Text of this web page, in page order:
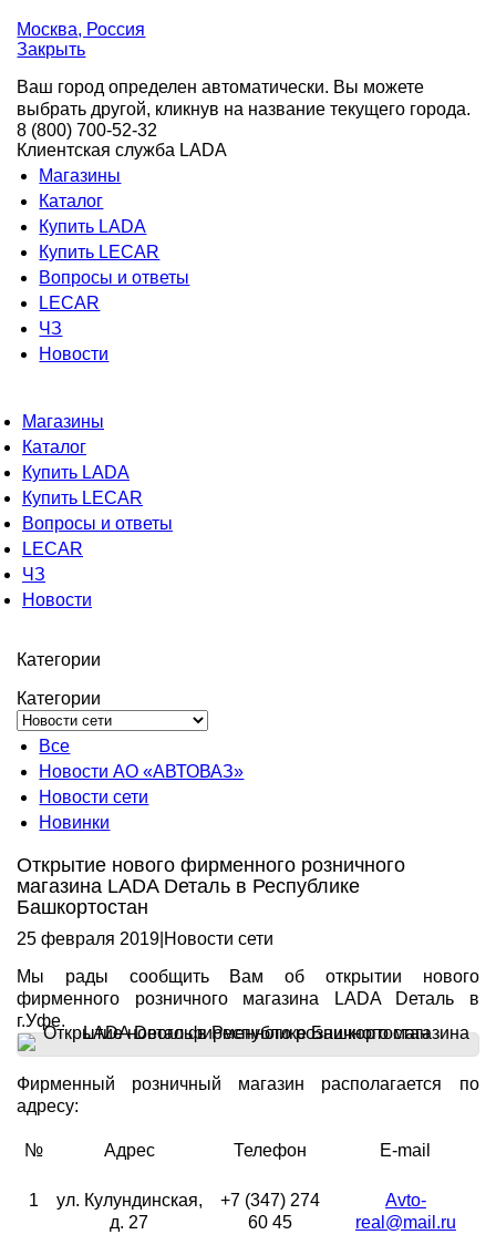
Москва, Россия
Закрыть
Ваш город определен автоматически. Вы можете
выбрать другой, кликнув на название текущего города.
8 (800) 700-52-32
Клиентская служба LADA
Магазины
Каталог
Купить LADA
Купить LECAR
Вопросы и ответы
LECAR
ЧЗ
Новости
Магазины
Каталог
Купить LADA
Купить LECAR
Вопросы и ответы
LECAR
ЧЗ
Новости
Категории
Категории
Все
Новости АО «АВТОВАЗ»
Новости сети
Новинки
Открытие нового фирменного розничного
магазина LADA Dеталь в Республике
Башкортостан
25 февраля 2019 Новости сети
Мы рады сообщить Вам об открытии нового
фирменного розничного магазина LADA Dеталь в
г.Уфе.
Фирменный розничный магазин располагается по
адресу:
№ Адрес Телефон E-mail
1
ул. Кулундинская,
д. 27
+7 (347) 274
60 45
Avto-
real@mail.ru